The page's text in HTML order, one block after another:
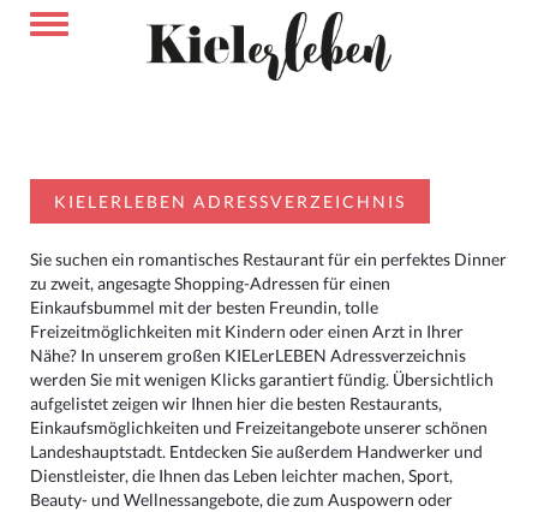
KIELERLEBEN ADRESSVERZEICHNIS
Sie suchen ein romantisches Restaurant für ein perfektes Dinner
zu zweit, angesagte Shopping-Adressen für einen
Einkaufsbummel mit der besten Freundin, tolle
Freizeitmöglichkeiten mit Kindern oder einen Arzt in Ihrer
Nähe? In unserem großen KIELerLEBEN Adressverzeichnis
werden Sie mit wenigen Klicks garantiert fündig. Übersichtlich
aufgelistet zeigen wir Ihnen hier die besten Restaurants,
Einkaufsmöglichkeiten und Freizeitangebote unserer schönen
Landeshauptstadt. Entdecken Sie außerdem Handwerker und
Dienstleister, die Ihnen das Leben leichter machen, Sport,
Beauty- und Wellnessangebote, die zum Auspowern oder